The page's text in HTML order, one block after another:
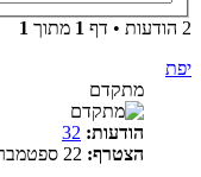
2 הודעות • דף
1 מתוך 1
יפת
מתקדם
הודעות: 32
הצטרף: